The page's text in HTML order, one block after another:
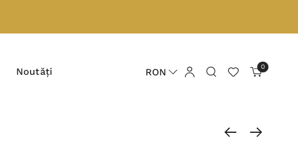
Noutăți RON 0